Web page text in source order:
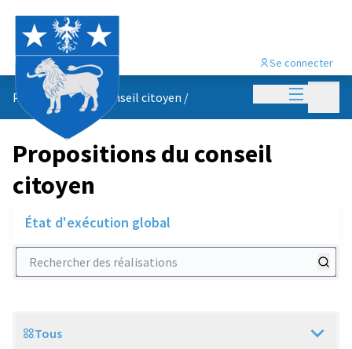
Menu
Se connecter
Propositions du conseil citoyen /
Propositions du conseil
citoyen
État d'exécution global
Rechercher des réalisations
Scope
Tous